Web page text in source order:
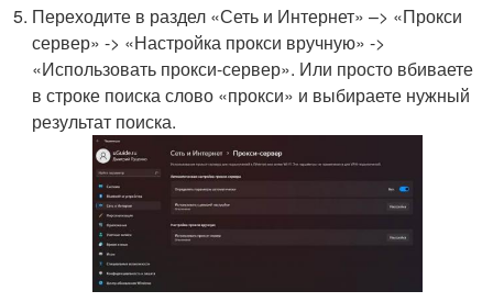
Переходите в раздел «Сеть и Интернет» –> «Прокси
сервер» -> «Настройка прокси вручную» ->
«Использовать прокси-сервер». Или просто вбиваете
в строке поиска слово «прокси» и выбираете нужный
результат поиска.